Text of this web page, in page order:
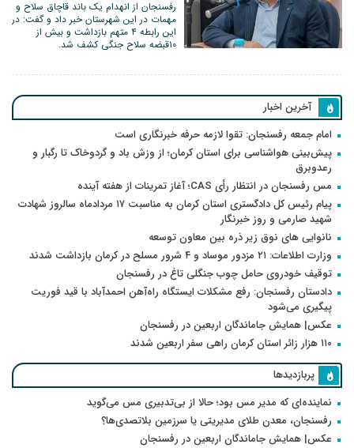
رفسنجان از انهدام یک باند قاچاق سلاح و
مهمات در این شهرستان خبر داد و گفت: در
این رابطه ۴ متهم بازداشت و بیش از
۱۰قبضه سلاح جنگی کشف شد.
آخرین اخبار
امام جمعه رفسنجان: تقوا لازمه حرفه خبرنگاری است
پیش‌بینی هواشناسی برای استان کرمان؛ از وزش باد و گردوخاک تا رگبار و
رعدوبرق
مس رفسنجان در انتظار رأی CAS؛ آغاز تمرینات از هفته آینده
پیام رئیس کل دادگستری استان کرمان به مناسبت ۱۷ مردادماه سالروز شهادت
شهید صارمی و روز خبرنگار
نانوایی های نوق زیر ذره بین معاون توسعه
وزارت اطلاعات: ۲۱ مزدور موساد و ۴ شرور مسلح در کرمان بازداشت شدند
توقیف خودروی حامل چوب جنگلی تاغ در رفسنجان
دادستان رفسنجان: رفع مشکلات ایستگاه راه‌آهن احمدآباد با قید فوریت
پیگیری می‌شود
عکس| همایش جاماندگان اربعین در رفسنجان
۱۱۰ هزار زائر استان کرمان راهی سفر اربعین شدند
پربازدیدها
نماینده‌ای که مدیر مس بود؛ حالا از بی‌تدبیری مس می‌گوید
رفسنجان، معدن طلای مدیریتی یا سرزمین بلاتصدی‌ها؟
عکس| همایش جاماندگان اربعین در رفسنجان